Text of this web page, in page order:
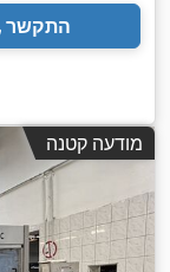
התקשר
מודעה קטנה